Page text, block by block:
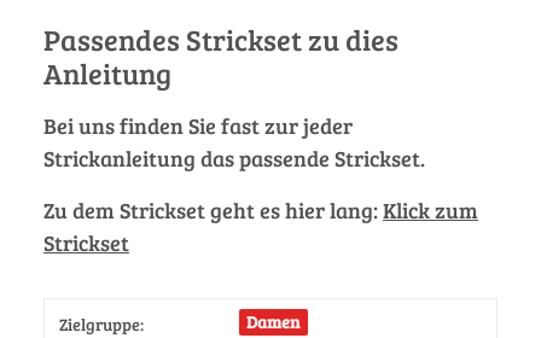
Passendes Strickset zu dies
Anleitung
Bei uns finden Sie fast zur jeder
Strickanleitung das passende Strickset.
Zu dem Strickset geht es hier lang:Klick zum
Strickset
Zielgruppe: Damen